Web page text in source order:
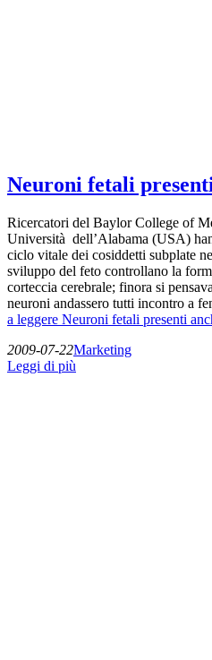
Neuroni fetali
Ricercatori del Baylor College of
Università dell’Alabama (USA)
ciclo vitale dei cosiddetti subplate
sviluppo del feto controllano la
corteccia cerebrale; finora si
neuroni andassero tutti incontro a
a leggere Neuroni fetali presenti
2009-07-22Marketing
Leggi di più